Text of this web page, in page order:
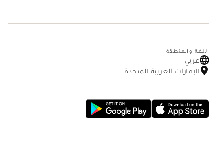
اللغة والمنطقة
عربي
الإمارات العربية المتحدة